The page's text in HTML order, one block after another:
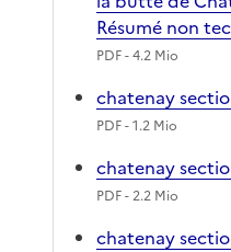
Résumé non
PDF- 4.2 Mio
chatenay
PDF- 1.2 Mio
chatenay
PDF- 2.2 Mio
chatenay